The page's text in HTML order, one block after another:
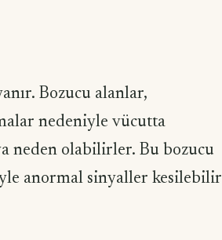
Bozucu alanlar,
nedeniyle vücutta
neden olabilirler. Bu bozucu
anormal sinyaller kesilebilir